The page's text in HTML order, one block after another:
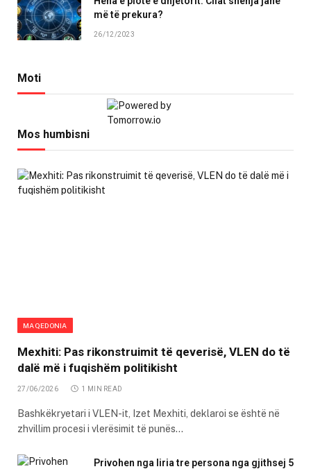
më të prekura?
26/12/2023
Moti
Mos humbisni
MAQEDONIA
Mexhiti: Pas rikonstruimit të qeverisë, VLEN do të
dalë më i fuqishëm politikisht
27/06/2026 1 MIN READ
Bashkëkryetari i VLEN-it, Izet Mexhiti, deklaroi se është në
zhvillim procesi i vlerësimit të punës…
Privohen nga liria tre persona nga gjithsej 5